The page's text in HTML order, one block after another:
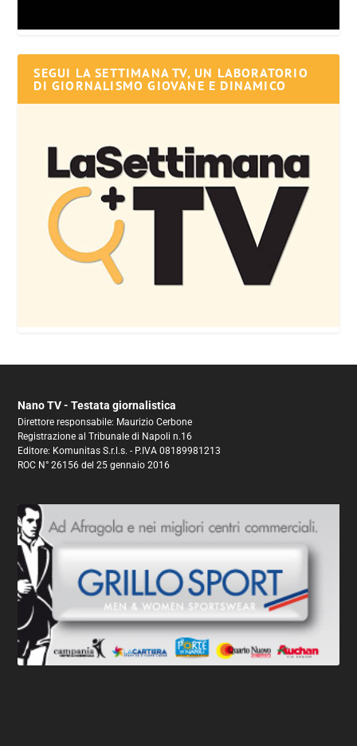
SEGUI LA SETTIMANA TV, UN LABORATORIO
DI GIORNALISMO GIOVANE E DINAMICO
Nano TV - Testata giornalistica
Direttore responsabile: Maurizio Cerbone
Registrazione al Tribunale di Napoli n.16
Editore: Komunitas S.r.l.s. - P.IVA 08189981213
ROC N° 26156 del 25 gennaio 2016